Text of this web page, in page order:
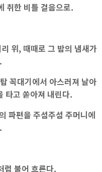
취한 비틀 걸음으로.
위, 때때로 그 밤의 냄새가
꼭대기에서 아스러져 날아
타고 쏟아져 내린다.
파편을 주섬주섬 주머니에
럼 불어 흐른다.